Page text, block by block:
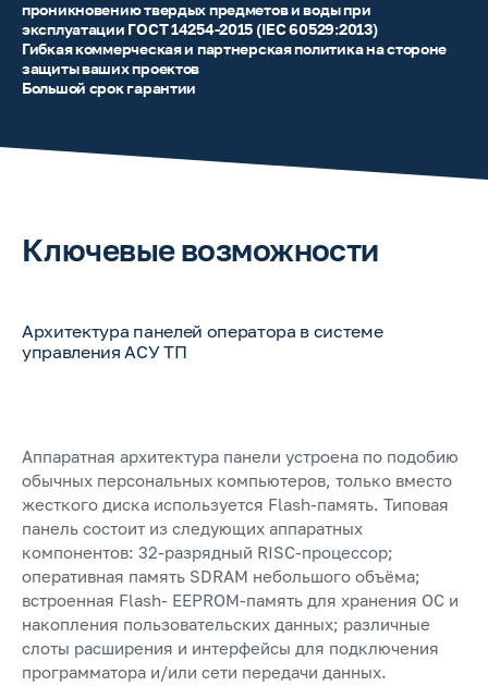
проникновению твердых предметов и воды при
эксплуатации ГОСТ 14254-2015 (IEC 60529:2013)
Гибкая коммерческая и партнерская политика на стороне
защиты ваших проектов
Большой срок гарантии
Ключевые возможности
Архитектура панелей оператора в системе
управления АСУ ТП
Аппаратная архитектура панели устроена по подобию
обычных персональных компьютеров, только вместо
жесткого диска используется Flash-память. Типовая
панель состоит из следующих аппаратных
компонентов: 32-разрядный RISC-процессор;
оперативная память SDRAM небольшого объёма;
встроенная Flash- EEPROM-память для хранения ОС и
накопления пользовательских данных; различные
слоты расширения и интерфейсы для подключения
программатора и/или сети передачи данных.